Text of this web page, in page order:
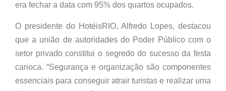
era fechar a data com 95% dos quartos ocupados.
O presidente do HotéisRIO, Alfredo Lopes, destacou
que a união de autoridades do Poder Público com o
setor privado constitui o segredo do sucesso da festa
carioca. “Segurança e organização são componentes
essenciais para conseguir atrair turistas e realizar uma